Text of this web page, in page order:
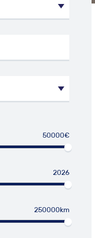
50000€
2026
250000km